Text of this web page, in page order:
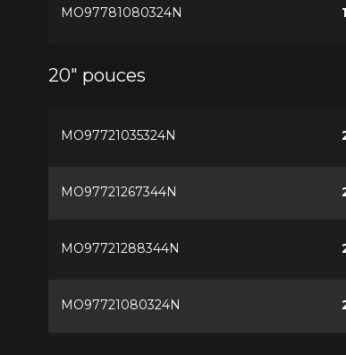
MO97781080324N
20" pouces
MO97721035324N
MO97721267344N
MO97721288344N
MO97721080324N